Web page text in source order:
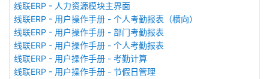
线联ERP - 人力资源模块主界面
线联ERP - 用户操作手册 - 个人考勤报表（横向）
线联ERP - 用户操作手册 - 部门考勤报表
线联ERP - 用户操作手册 - 个人考勤报表
线联ERP - 用户操作手册 - 考勤计算
线联ERP - 用户操作手册 - 节假日管理